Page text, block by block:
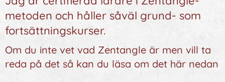
metoden och håller såväl grund- som
fortsättningskurser.
Om du inte vet vad Zentangle är men vill ta
reda på det så kan du läsa om det här nedan